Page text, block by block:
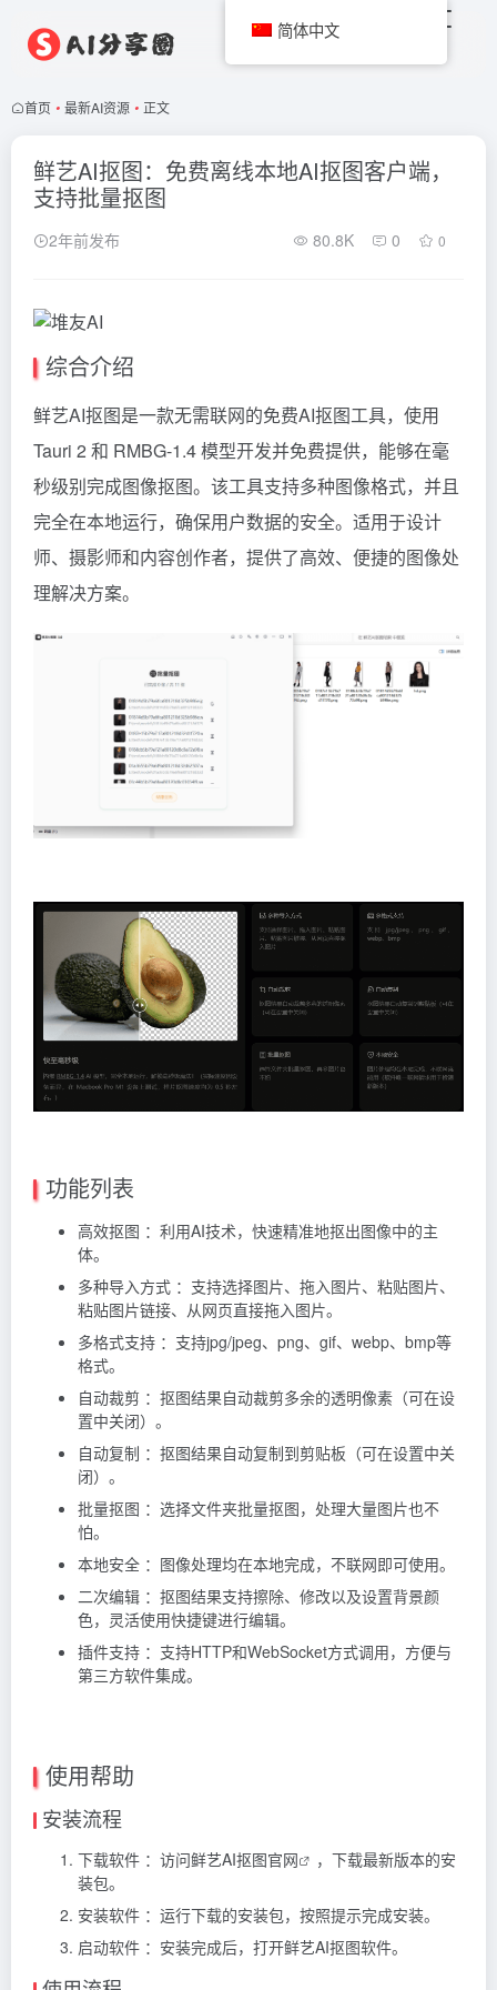
首页 • 最新AI资源 • 正文
鲜艺AI抠图：免费离线本地AI抠图客户端，
支持批量抠图
2年前发布 80.8K 0 0
综合介绍
鲜艺AI抠图是一款无需联网的免费AI抠图工具，使用
Tauri 2 和 RMBG-1.4 模型开发并免费提供，能够在毫
秒级别完成图像抠图。该工具支持多种图像格式，并且
完全在本地运行，确保用户数据的安全。适用于设计
师、摄影师和内容创作者，提供了高效、便捷的图像处
理解决方案。
功能列表
高效抠图 ：利用AI技术，快速精准地抠出图像中的主
体。
多种导入方式 ：支持选择图片、拖入图片、粘贴图片、
粘贴图片链接、从网页直接拖入图片。
多格式支持 ：支持jpg/jpeg、png、gif、webp、bmp等
格式。
自动裁剪 ：抠图结果自动裁剪多余的透明像素（可在设
置中关闭）。
自动复制 ：抠图结果自动复制到剪贴板（可在设置中关
闭）。
批量抠图 ：选择文件夹批量抠图，处理大量图片也不
怕。
本地安全 ：图像处理均在本地完成，不联网即可使用。
二次编辑 ：抠图结果支持擦除、修改以及设置背景颜
色，灵活使用快捷键进行编辑。
插件支持 ：支持HTTP和WebSocket方式调用，方便与
第三方软件集成。
使用帮助
安装流程
下载软件 ：访问鲜艺AI抠图官网
，下载最新版本的安
装包。
安装软件 ：运行下载的安装包，按照提示完成安装。
启动软件 ：安装完成后，打开鲜艺AI抠图软件。
简体中文